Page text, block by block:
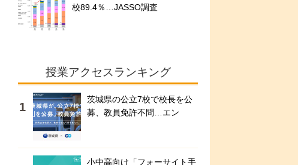
校89.4％…JASSO調査
授業アクセスランキング
茨城県の公立7校で校長を公
募、教員免許不問…エン
小中高向け「フォーサイト手